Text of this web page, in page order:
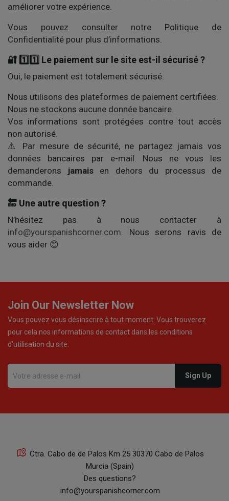
améliorer votre expérience.
Vous pouvez consulter notre Politique de
Confidentialité pour plus d’informations.
🔐 1️⃣1️⃣ Le paiement sur le site est-il sécurisé ?
Oui, le paiement est totalement sécurisé.
Nous utilisons des plateformes de paiement certifiées.
Nous ne stockons aucune donnée bancaire.
Vos informations sont protégées contre tout accès
non autorisé.
⚠️ Par mesure de sécurité, ne partagez jamais vos
données bancaires par e-mail. Nous ne vous les
demanderons jamaisen dehors du processus de
commande.
🔚 Une autre question ?
N’hésitez pas à nous contacter à
info@yourspanishcorner.com. Nous serons ravis de
vous aider 😊
Join Our Newsletter Now
Vous pouvez vous désinscrire à tout moment. Vous trouverez
pour cela nos informations de contact dans les conditions
d'utilisation du site.
Ctra. Cabo de de Palos Km 25 30370 Cabo de Palos
Murcia (Spain)
Des questions?
info@yourspanishcorner.com